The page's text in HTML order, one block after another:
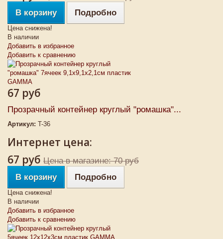
В корзину
Подробно
Цена снижена!
В наличии
Добавить в избранное
Добавить к сравнению
67 руб
Прозрачный контейнер круглый "ромашка"...
Артикул: T-36
Интернет цена:
67 руб Цена в магазине: 70 руб
В корзину
Подробно
Цена снижена!
В наличии
Добавить в избранное
Добавить к сравнению